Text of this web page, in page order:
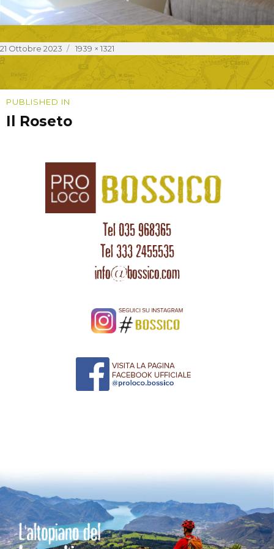
Posted
on
21 Ottobre 2023
Full
1939 × 1321
Navigazione
articoli
PUBLISHED IN
Il Roseto
Tel 035 968365
Tel 333 2455535
info@bossico.com